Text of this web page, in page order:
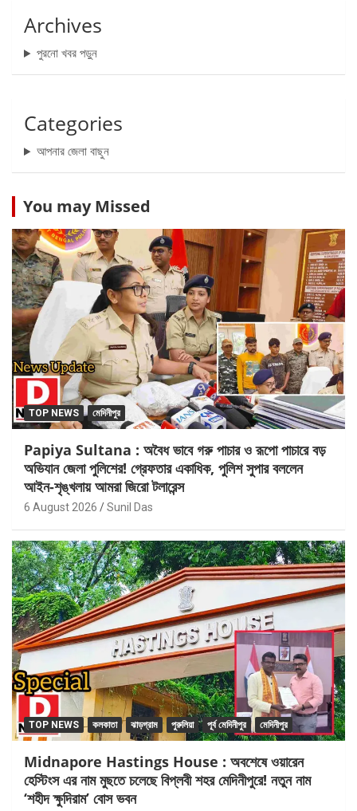
Archives
পুরনো খবর পড়ুন
Categories
আপনার জেলা বাছুন
You may Missed
TOP NEWS মেদিনীপুর
Papiya Sultana : অবৈধ ভাবে গরু পাচার ও রূপো পাচারে বড়
অভিযান জেলা পুলিশের! গ্রেফতার একাধিক, পুলিশ সুপার বললেন
আইন-শৃঙ্খলায় আমরা জিরো টলারেন্স
6 August 2026 Sunil Das
TOP NEWS কলকাতা ঝাড়গ্রাম পুরুলিয়া পূর্ব মেদিনীপুর মেদিনীপুর
Midnapore Hastings House : অবশেষে ওয়ারেন
হেস্টিংস এর নাম মুছতে চলেছে বিপ্লবী শহর মেদিনীপুরে! নতুন নাম
‘শহীদ ক্ষুদিরাম’ বোস ভবন